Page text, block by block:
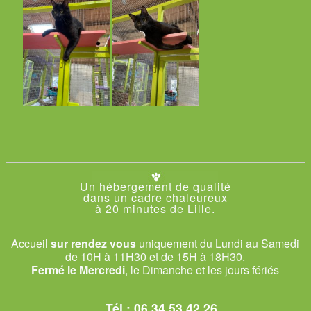
Un hébergement de qualité
dans un cadre chaleureux
à 20 minutes de Lille.
Accueilsur rendez vous uniquement du Lundi au Samedi
de 10H à 11H30 et de 15H à 18H30.
Fermé le Mercredi, le Dimanche et les jours fériés